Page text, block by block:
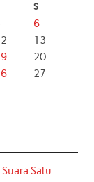
S
6
13
20
27
Satu